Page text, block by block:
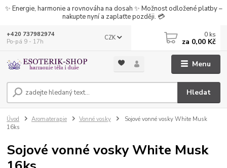
✨ Energie, harmonie a rovnováha na dosah ✨ Možnost odložené platby –
nakupte nyní a zaplaťte později. 💳
Menu
CZK
Hledat
+420 737982974
Po-pá 9 - 17h
0 ks
za 0,00 Kč
Úvod Aromaterapie Vonné vosky
Sojové vonné vosky White Musk
16ks
Sojové vonné vosky White Musk